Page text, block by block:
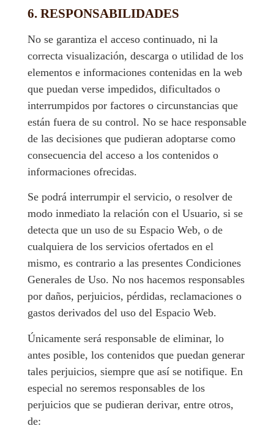
6. RESPONSABILIDADES
No se garantiza el acceso continuado, ni la
correcta visualización, descarga o utilidad de los
elementos e informaciones contenidas en la web
que puedan verse impedidos, dificultados o
interrumpidos por factores o circunstancias que
están fuera de su control. No se hace responsable
de las decisiones que pudieran adoptarse como
consecuencia del acceso a los contenidos o
informaciones ofrecidas.
Se podrá interrumpir el servicio, o resolver de
modo inmediato la relación con el Usuario, si se
detecta que un uso de su Espacio Web, o de
cualquiera de los servicios ofertados en el
mismo, es contrario a las presentes Condiciones
Generales de Uso. No nos hacemos responsables
por daños, perjuicios, pérdidas, reclamaciones o
gastos derivados del uso del Espacio Web.
Únicamente será responsable de eliminar, lo
antes posible, los contenidos que puedan generar
tales perjuicios, siempre que así se notifique. En
especial no seremos responsables de los
perjuicios que se pudieran derivar, entre otros,
de: